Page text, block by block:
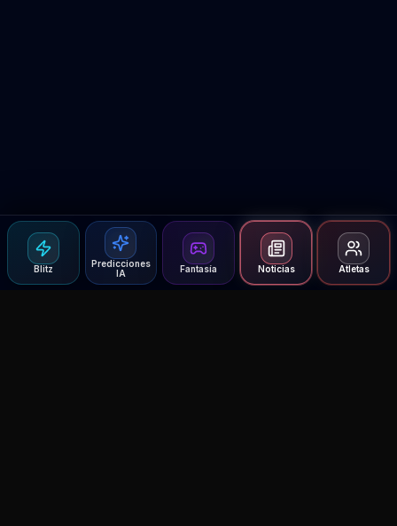
Blitz
Predicciones
IA
Fantasía Noticias Atletas